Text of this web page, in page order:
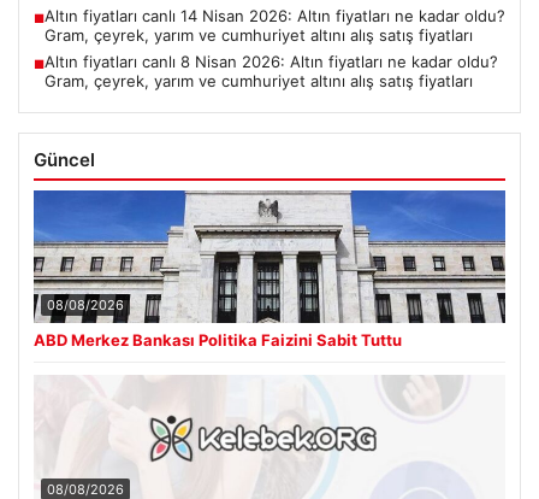
■Altın fiyatları canlı 14 Nisan 2026: Altın fiyatları ne kadar oldu?
Gram, çeyrek, yarım ve cumhuriyet altını alış satış fiyatları
■Altın fiyatları canlı 8 Nisan 2026: Altın fiyatları ne kadar oldu?
Gram, çeyrek, yarım ve cumhuriyet altını alış satış fiyatları
Güncel
08/08/2026
ABD Merkez Bankası Politika Faizini Sabit Tuttu
08/08/2026